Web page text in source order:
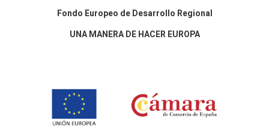
Fondo Europeo de Desarrollo Regional
UNA MANERA DE HACER EUROPA